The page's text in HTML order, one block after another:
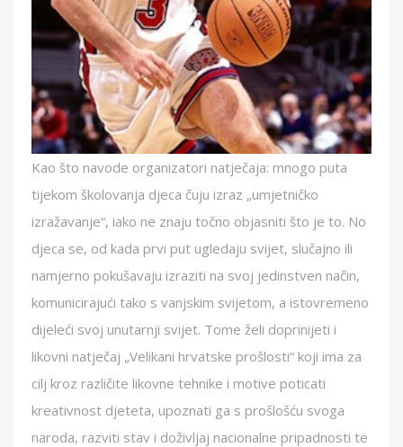
Kao što navode organizatori natječaja: mnogo puta
tijekom školovanja djeca čuju izraz „umjetničko
izražavanje“, iako ne znaju točno objasniti što je to. No
djeca se, od kada prvi put ugledaju svijet, slučajno ili
namjerno pokušavaju izraziti na svoj jedinstven način,
komunicirajući tako s vanjskim svijetom, a istovremeno
dijeleći svoj unutarnji svijet. Tome želi doprinijeti i
likovni natječaj „Velikani hrvatske prošlosti“ koji ima za
cilj kroz različite likovne tehnike i motive poticati
kreativnost djeteta, upoznati ga s prošlošću svoga
naroda, razviti stav i doživljaj nacionalne pripadnosti te